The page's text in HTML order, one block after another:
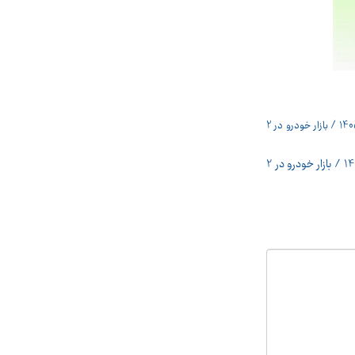
قیمت خودرو امروز 18 مرداد 1405 / بازار خودرو در 2